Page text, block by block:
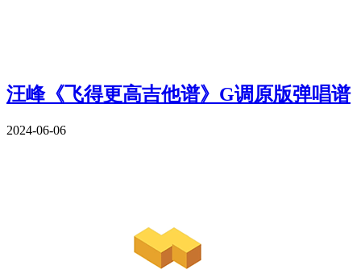
汪峰《飞得更高吉他谱》G调原版弹唱谱
2024-06-06